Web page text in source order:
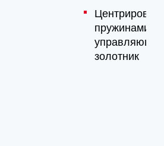
пружинами
золотник